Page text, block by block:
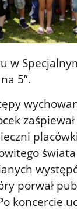
w
5”.
porwał
koncercie